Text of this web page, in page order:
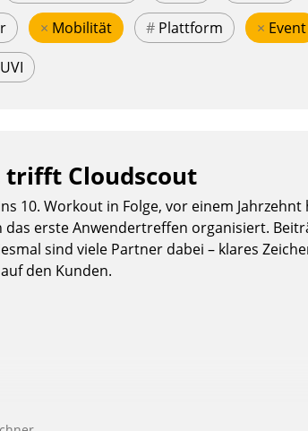
× Mobilität # Plattform × Event
UVI
trifft Cloudscout
10. Workout in Folge, vor einem
erste Anwendertreffen organisiert.
sind viele Partner dabei – klares
den Kunden.